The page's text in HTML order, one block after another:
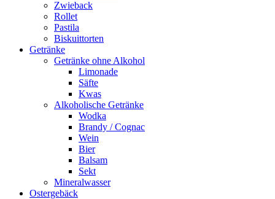
Zwieback
Rollet
Pastila
Biskuittorten
Getränke
Getränke ohne Alkohol
Limonade
Säfte
Kwas
Alkoholische Getränke
Wodka
Brandy / Cognac
Wein
Bier
Balsam
Sekt
Mineralwasser
Ostergebäck